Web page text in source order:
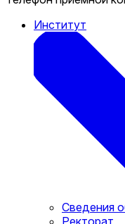
Институт
Сведения